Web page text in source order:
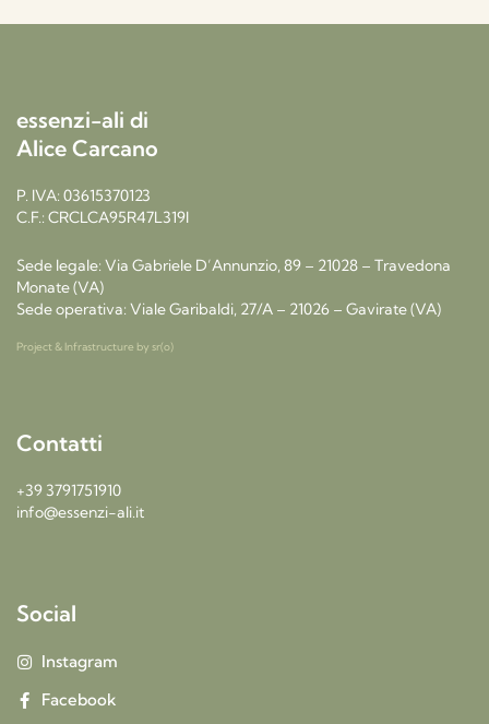
essenzi-ali di
Alice Carcano
P. IVA: 03615370123
C.F.: CRCLCA95R47L319I
Sede legale: Via Gabriele D’Annunzio, 89 – 21028 – Travedona
Monate (VA)
Sede operativa: Viale Garibaldi, 27/A – 21026 – Gavirate (VA)
Project & Infrastructure by sr(o)
Contatti
+39 3791751910
info@essenzi-ali.it
Social
Instagram
Facebook